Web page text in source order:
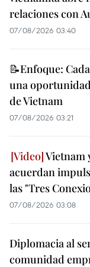
relaciones con
07/08/2026 03:40
📝Enfoque:
una
de Vietnam
07/08/2026 03:21
Vietnam
acuerdan
las "Tres
07/08/2026 03:08
Diplomacia al
comunidad